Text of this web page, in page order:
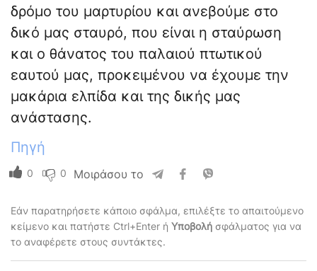
δρόμο του μαρτυρίου και ανεβούμε στο
δικό μας σταυρό, που είναι η σταύρωση
και ο θάνατος του παλαιού πτωτικού
εαυτού μας, προκειμένου να έχουμε την
μακάρια ελπίδα και της δικής μας
ανάστασης.
Πηγή
0 0 Μοιράσου το
Εάν παρατηρήσετε κάποιο σφάλμα, επιλέξτε το απαιτούμενο
κείμενο και πατήστε Ctrl+Enter ή Υποβολή σφάλματος για να
το αναφέρετε στους συντάκτες.